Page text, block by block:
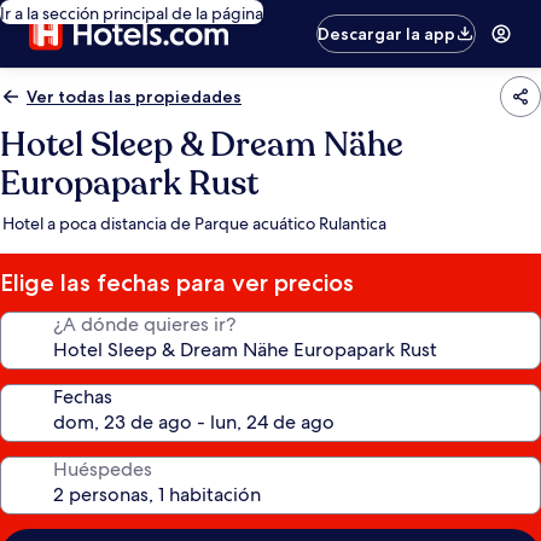
Ir a la sección principal de la página
Descargar la app
Ver todas las propiedades
Hotel Sleep & Dream Nähe
Europapark Rust
Hotel a poca distancia de Parque acuático Rulantica
Elige las fechas para ver precios
¿A dónde quieres ir?
Fechas
Huéspedes